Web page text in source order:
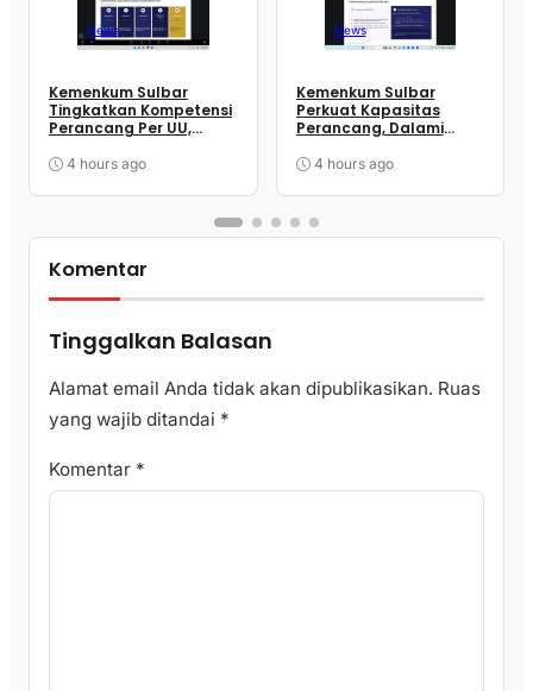
News
Kemenkum Sulbar
Tingkatkan Kompetensi
Perancang Per UU,
Berkualitas
4 hours ago
News
Kemenkum Sulbar
Perkuat Kapasitas
Perancang, Dalami
Pengundangan
4 hours ago
Komentar
Tinggalkan Balasan
Alamat email Anda tidak akan dipublikasikan. Ruas
yang wajib ditandai *
Komentar *